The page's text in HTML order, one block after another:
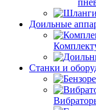
Доильные
Станки и